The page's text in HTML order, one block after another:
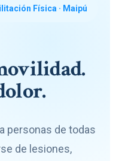
Física · Maipú
personas de todas
de lesiones,